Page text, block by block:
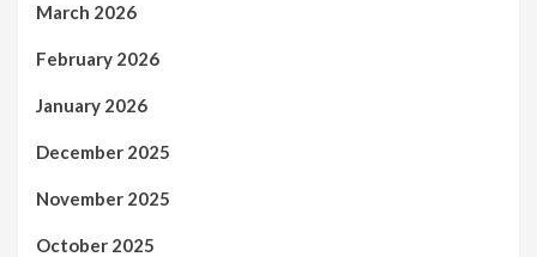
March 2026
February 2026
January 2026
December 2025
November 2025
October 2025